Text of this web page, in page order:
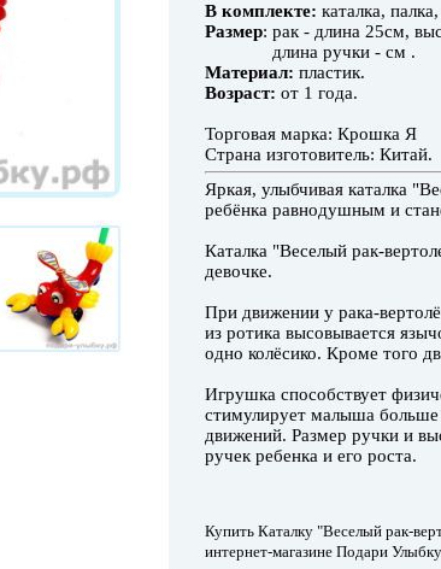
В комплекте: каталка,
Размер: рак - длина 25см,
длина ручки - см .
Материал: пластик.
Возраст: от 1 года.
Торговая марка: Крошка Я
Страна изготовитель: Китай.
Яркая, улыбчивая каталка
ребёнка равнодушным и
Каталка "Веселый рак-
девочке.
При движении у рака-
из ротика высовывается
одно колёсико. Кроме того
Игрушка способствует
стимулирует малыша больше
движений. Размер ручки и
ручек ребенка и его роста.
Купить Каталку "Веселый рак-
интернет-магазине Подари